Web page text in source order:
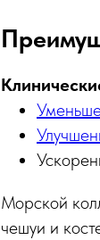
Морской
чешуи и